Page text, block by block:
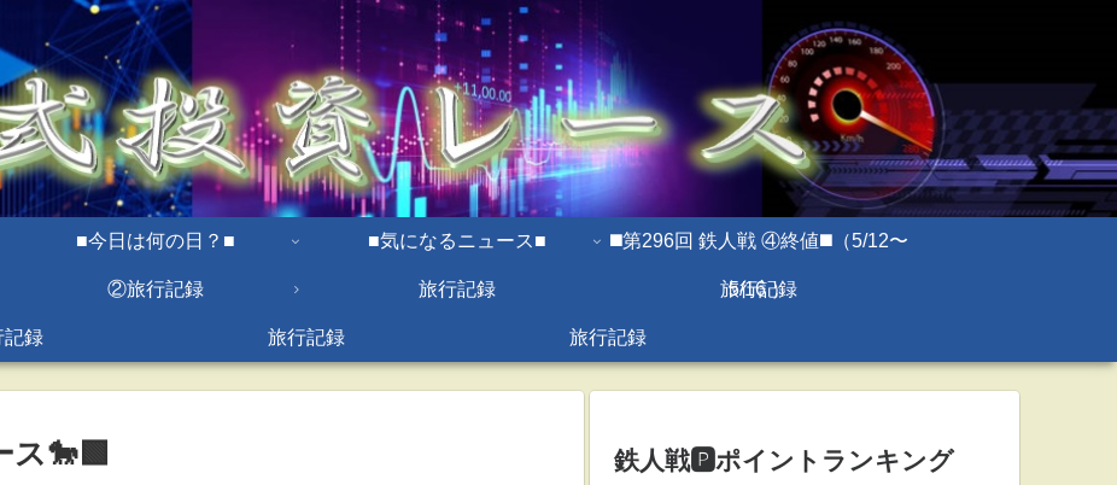
■今日は何の日？■ ■気になるニュース■ ◼️第296回 鉄人戦 ④終値◼️（5/12〜
5/16 ）
②旅行記録 旅行記録 旅行記録
記録 旅行記録 旅行記録
🐎🟩 鉄人戦🅿ポイントランキング